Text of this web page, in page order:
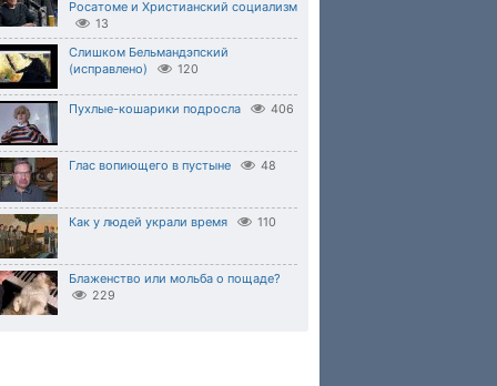
Росатоме и Христианский социализм
13
Слишком Бельмандэпский
(исправлено)
120
Пухлые-кошарики подросла 406
Глас вопиющего в пустыне 48
Как у людей украли время 110
Блаженство или мольба о пощаде?
229